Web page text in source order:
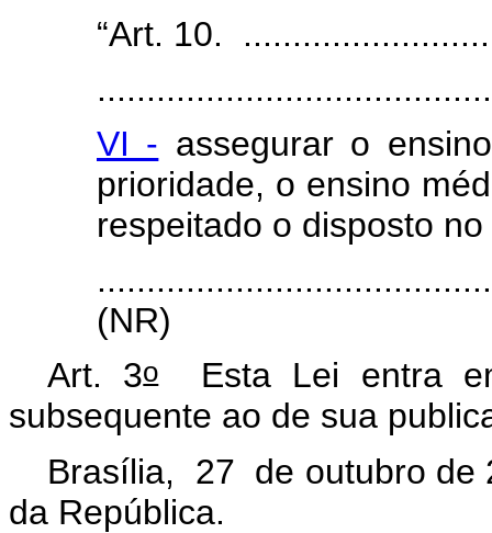
“Art. 10.
VI - assegurar o
prioridade, o ensino
respeitado o disposto
(NR)
Art. 3oEsta Lei entra
subsequente ao de sua
Brasília, 27 de outubro de
da República.